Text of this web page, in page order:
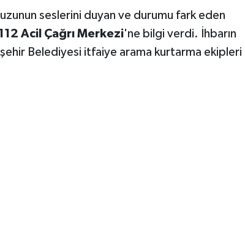
seslerini duyan ve durumu fark eden
Acil Çağrı Merkezi'ne bilgi verdi. İhbarın
Belediyesi itfaiye arama kurtarma ekipleri